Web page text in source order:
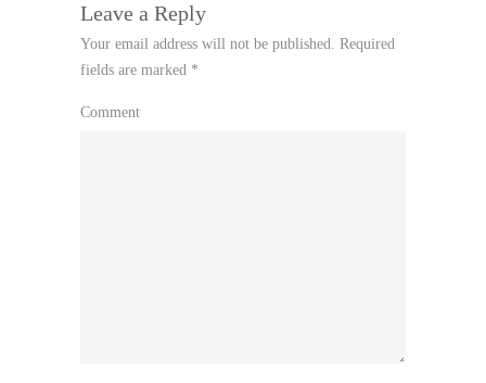
Leave a Reply
Your email address will not be published. Required
fields are marked *
Comment